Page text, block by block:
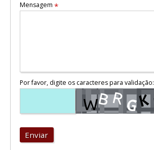
Mensagem *
Por favor, digite os caracteres para validação:
Enviar